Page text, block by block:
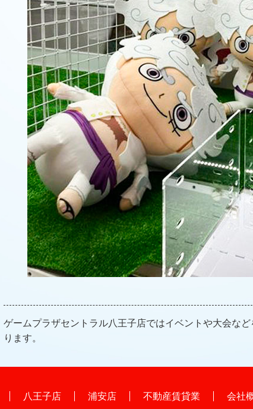
ゲームプラザセントラル八王子店ではイベントや大会な
ります。
八王子店 浦安店 不動産賃貸業 会社